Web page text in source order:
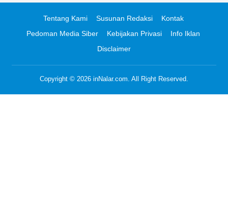
Tentang Kami Susunan Redaksi
Kontak
Pedoman Media Siber
Kebijakan Privasi
Info Iklan
Disclaimer
Copyright © 2026 inNalar.com. All Right Reserved.